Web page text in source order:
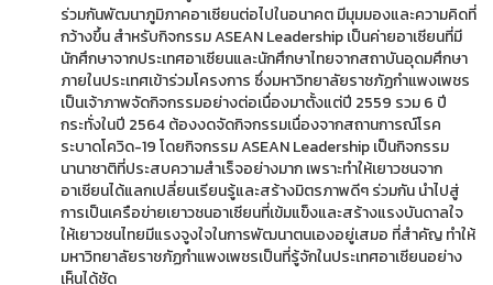
ร่วมกันพัฒนาภูมิภาคอาเซียนต่อไปในอนาคต มีมุมมองและความคิดที่
กว้างขึ้น สำหรับกิจกรรม ASEAN Leadership เป็นค่ายอาเซียนที่มี
นักศึกษาจากประเทศอาเซียนและนักศึกษาไทยจากสถาบันอุดมศึกษา
ภายในประเทศเข้าร่วมโครงการ ซึ่งมหาวิทยาลัยราชภัฏกำแพงเพชร
เป็นเจ้าภาพจัดกิจกรรมอย่างต่อเนื่องมาตั้งแต่ปี 2559 รวม 6 ปี
กระทั่งในปี 2564 ต้องงดจัดกิจกรรมเนื่องจากสถานการณ์โรค
ระบาดโควิด-19 โดยกิจกรรม ASEAN Leadership เป็นกิจกรรม
นานาชาติที่ประสบความสำเร็จอย่างมาก เพราะทำให้เยาวชนจาก
อาเซียนได้แลกเปลี่ยนเรียนรู้และสร้างมิตรภาพดีๆ ร่วมกัน นำไปสู่
การเป็นเครือข่ายเยาวชนอาเซียนที่เข้มแข็งและสร้างแรงบันดาลใจ
ให้เยาวชนไทยมีแรงจูงใจในการพัฒนาตนเองอยู่เสมอ ที่สำคัญ ทำให้
มหาวิทยาลัยราชภัฏกำแพงเพชรเป็นที่รู้จักในประเทศอาเซียนอย่าง
เห็นได้ชัด